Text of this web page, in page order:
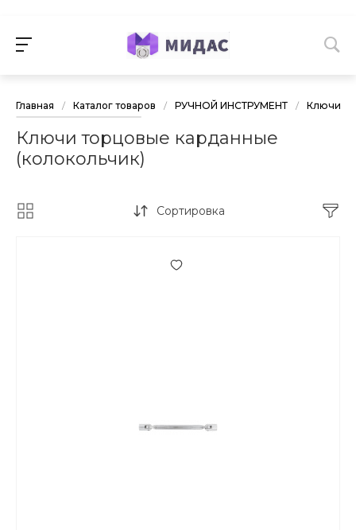
Главная / Каталог товаров / РУЧНОЙ ИНСТРУМЕНТ / Ключи
Ключи торцовые карданные
(колокольчик)
Сортировка